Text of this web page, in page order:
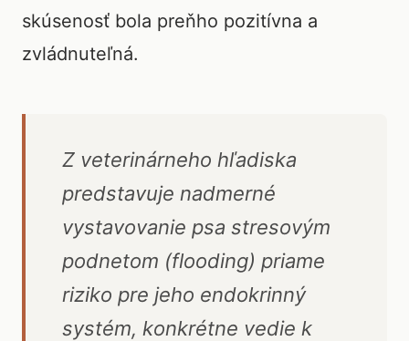
skúsenosť bola preňho pozitívna a
zvládnuteľná.
Z veterinárneho hľadiska
predstavuje nadmerné
vystavovanie psa stresovým
podnetom (flooding) priame
riziko pre jeho endokrinný
systém, konkrétne vedie k